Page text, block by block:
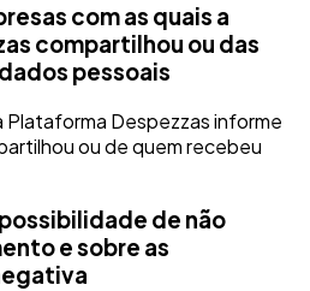
com as quais a
compartilhou ou das
pessoais
Plataforma Despezzas informe
ou de quem recebeu
de não
e sobre as